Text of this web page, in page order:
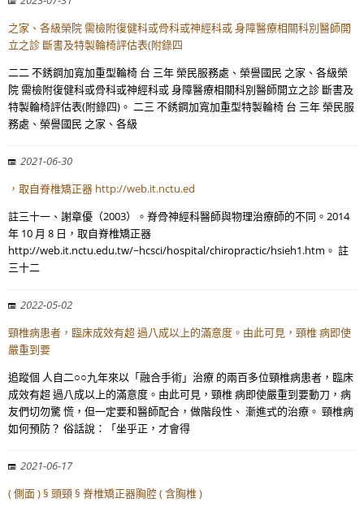
之家、各級榮院 需檢附復健科或骨科或神經科或 身障醫療相關科別醫師開
立之診 斷書及特製輪椅評估表(附錄四
二二 不銹鋼加寬加重型輪椅 台 三年 榮民服務處、榮譽國民 之家、各級榮
院 需檢附復健科或骨科或神經科或 身障醫療相關科別醫師開立之診 斷書及
特製輪椅評估表(附錄四)。 二三 不銹鋼加寬加重型特製輪椅 台 三年 榮民服
務處、榮譽國民 之家、各級
2021-06-30
，取自脊椎矯正器 http://web.it.nctu.ed
註三十一、謝章優（2003）。脊骨神經科醫師與物理治療師的不同。2014
年 10 月 8 日，取自脊椎矯正器
http://web.it.nctu.edu.tw/~hcsci/hospital/chiropractic/hsieh1.htm。 註
三十二
2022-05-02
頸椎病患者，臨床成效有超 過八成以上的滿意度。由此可見，頸椎 病即使
嚴重到要
追蹤個 人自二○○九年來以「融合手術」治療 的兩百多位頸椎病患者，臨床
成效有超 過八成以上的滿意度。由此可見，頸椎 病即使嚴重到要動刀，病
友們切勿驚 慌，但一定要和醫師配合，做階段性、 漸進式的治療。 頸椎病
如何預防？ 俗話說：「坐乎正，才會得
2021-06-17
( 側面 ) § 頭頸 § 脊椎矯正器胸腔 ( 含胸椎 )